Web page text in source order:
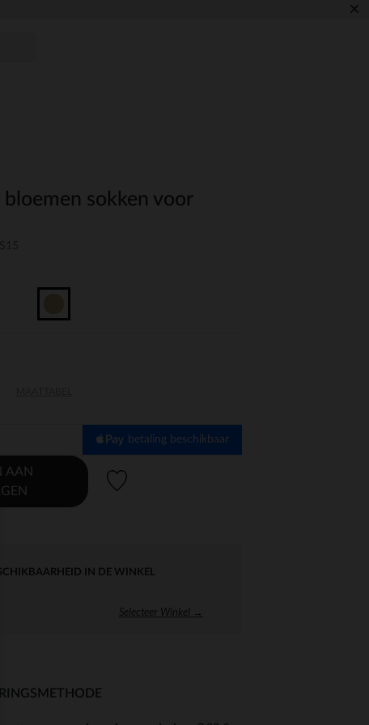
×
bloemen sokken voor
betaling beschikbaar
AAN
IN DE WINKEL
Selecteer Winkel →